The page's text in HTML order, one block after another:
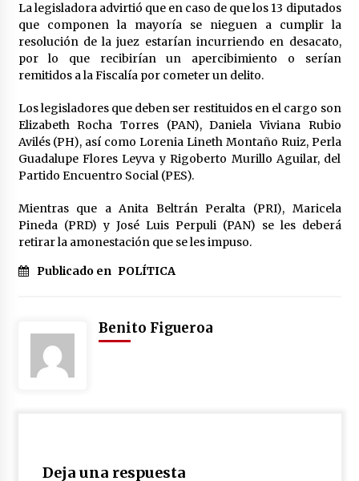
2 meses atrás
Trump anuncia acuerdo con Irán y el fin de
operaciones militares entre ambos países
Trump asegura que barcos cargados de
petróleo están empezando a salir de Ormuz
2 meses atrás
México libraría posible arancel de EE.UU. en
2 meses atrás
La legisladora advirtió que en caso de que los 13 diputados
que componen la mayoría se nieguen a cumplir la
resolución de la juez estarían incurriendo en desacato,
por lo que recibirían un apercibimiento o serían
remitidos a la Fiscalía por cometer un delito.
Los legisladores que deben ser restituidos en el cargo son
Elizabeth Rocha Torres (PAN), Daniela Viviana Rubio
Avilés (PH), así como Lorenia Lineth Montaño Ruiz, Perla
Guadalupe Flores Leyva y Rigoberto Murillo Aguilar, del
Partido Encuentro Social (PES).
Mientras que a Anita Beltrán Peralta (PRI), Maricela
Pineda (PRD) y José Luis Perpuli (PAN) se les deberá
retirar la amonestación que se les impuso.
Publicado en POLÍTICA
Benito Figueroa
Deja una respuesta